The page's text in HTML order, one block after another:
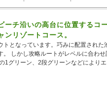
ーチ沿いの高台に位置するコ
リゾートコース。
となっています。巧みに配置され
しかし攻略ルートがレベルに合わ
1グリーン、2段グリーンなどにより